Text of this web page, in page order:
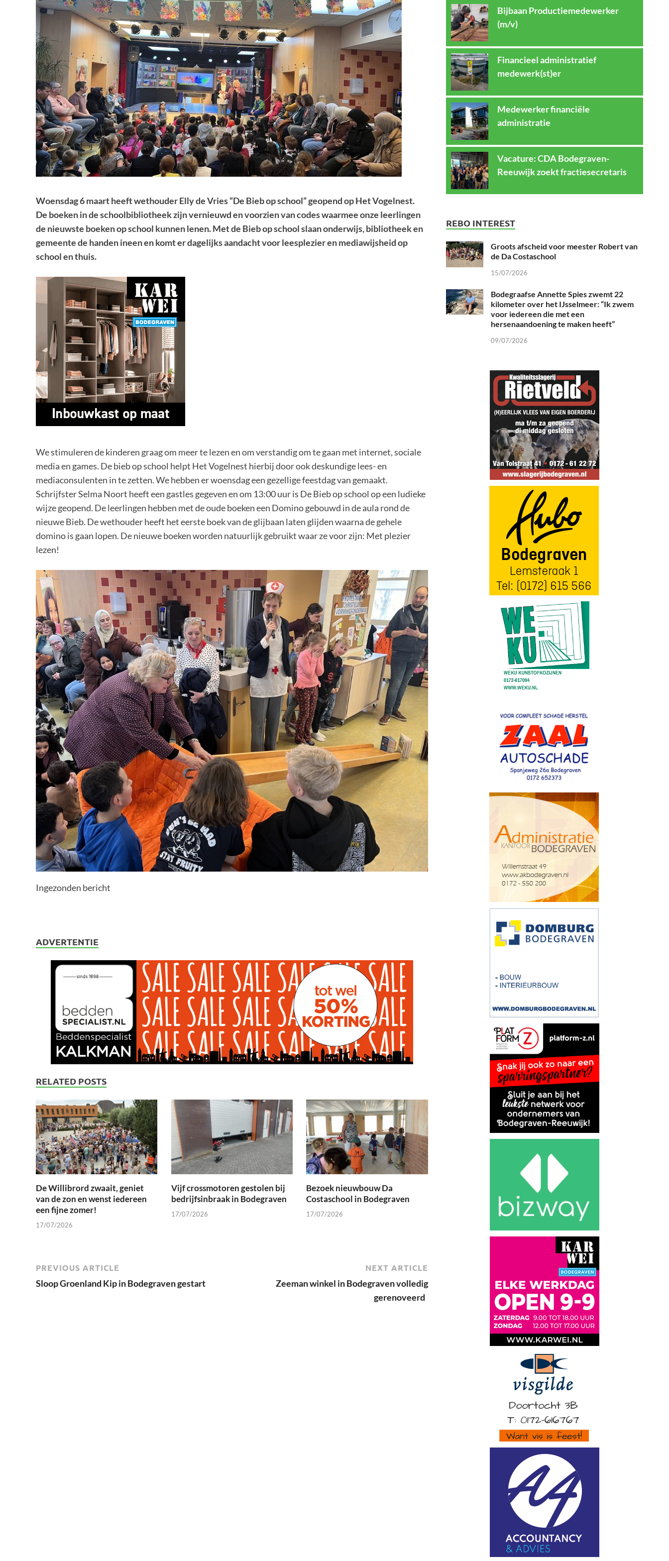
Woensdag 6 maart heeft wethouder Elly de Vries “De Bieb op school” geopend op Het Vogelnest.
De boeken in de schoolbibliotheek zijn vernieuwd en voorzien van codes waarmee onze leerlingen
de nieuwste boeken op school kunnen lenen. Met de Bieb op school slaan onderwijs, bibliotheek en
gemeente de handen ineen en komt er dagelijks aandacht voor leesplezier en mediawijsheid op
school en thuis.
We stimuleren de kinderen graag om meer te lezen en om verstandig om te gaan met internet, sociale
media en games. De bieb op school helpt Het Vogelnest hierbij door ook deskundige lees- en
mediaconsulenten in te zetten. We hebben er woensdag een gezellige feestdag van gemaakt.
Schrijfster Selma Noort heeft een gastles gegeven en om 13:00 uur is De Bieb op school op een ludieke
wijze geopend. De leerlingen hebben met de oude boeken een Domino gebouwd in de aula rond de
nieuwe Bieb. De wethouder heeft het eerste boek van de glijbaan laten glijden waarna de gehele
domino is gaan lopen. De nieuwe boeken worden natuurlijk gebruikt waar ze voor zijn: Met plezier
lezen!
Ingezonden bericht
ADVERTENTIE
RELATED POSTS
De Willibrord zwaait, geniet
van de zon en wenst iedereen
een fijne zomer!
17/07/2026
Vijf crossmotoren gestolen bij
bedrijfsinbraak in Bodegraven
17/07/2026
Bezoek nieuwbouw Da
Costaschool in Bodegraven
17/07/2026
PREVIOUS ARTICLE
Sloop Groenland Kip in Bodegraven gestart
NEXT ARTICLE
Zeeman winkel in Bodegraven volledig
gerenoveerd
Bijbaan Productiemedewerker
(m/v)
Financieel administratief
medewerk(st)er
Medewerker financiële
administratie
Vacature: CDA Bodegraven-
Reeuwijk zoekt fractiesecretaris
REBO INTEREST
Groots afscheid voor meester Robert van
de Da Costaschool
15/07/2026
Bodegraafse Annette Spies zwemt 22
kilometer over het IJsselmeer: “Ik zwem
voor iedereen die met een
hersenaandoening te maken heeft”
09/07/2026